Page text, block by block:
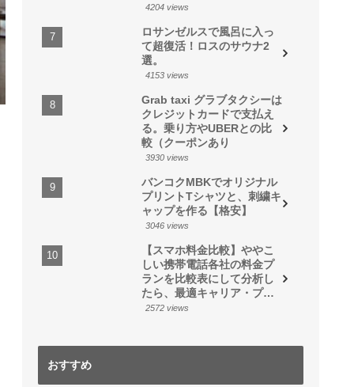
4204 views
ロサンゼルスで風呂に入っ
て超復活！ロスのサウナ2
選。
4153 views
Grab taxi グラブタクシーは
クレジットカードで支払え
る。乗り方やUBERとの比
較（クーポンあり
3930 views
バンコクMBKでオリジナル
プリントTシャツと、刺繍キ
ャップを作る【格安】
3046 views
【スマホ料金比較】ややこ
しい携帯電話各社の料金プ
ランを比較表にして分析し
たら、最適キャリア・プラ
ンが見えた
2572 views
おすすめ
香港でオフショア生命
【Peach】ピーチに乗
【格安バス】成田空港